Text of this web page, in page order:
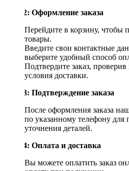
Шаг 2: Оформление заказа
Перейдите в корзину, чтобы
товары.
Введите свои контактные
выберите удобный способ
Подтвердите заказ,
условия доставки.
Шаг 3: Подтверждение заказа
После оформления заказа
по указанному телефону для
уточнения деталей.
Шаг 4: Оплата и доставка
Вы можете оплатить заказ